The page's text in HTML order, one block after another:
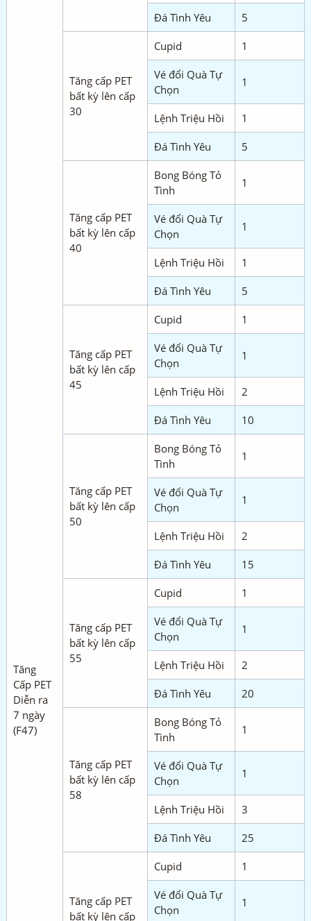
Tăng
Cấp PET
Diễn ra
7 ngày
(F47)
Đá Tình Yêu 5
Tăng cấp PET
bất kỳ lên cấp
30
Cupid 1
Vé đổi Quà Tự
Chọn
1
Lệnh Triệu Hồi 1
Đá Tình Yêu 5
Tăng cấp PET
bất kỳ lên cấp
40
Bong Bóng Tỏ
Tình
1
Vé đổi Quà Tự
Chọn
1
Lệnh Triệu Hồi 1
Đá Tình Yêu 5
Tăng cấp PET
bất kỳ lên cấp
45
Cupid 1
Vé đổi Quà Tự
Chọn
1
Lệnh Triệu Hồi 2
Đá Tình Yêu 10
Tăng cấp PET
bất kỳ lên cấp
50
Bong Bóng Tỏ
Tình
1
Vé đổi Quà Tự
Chọn
1
Lệnh Triệu Hồi 2
Đá Tình Yêu 15
Tăng cấp PET
bất kỳ lên cấp
55
Cupid 1
Vé đổi Quà Tự
Chọn
1
Lệnh Triệu Hồi 2
Đá Tình Yêu 20
Tăng cấp PET
bất kỳ lên cấp
58
Bong Bóng Tỏ
Tình
1
Vé đổi Quà Tự
Chọn
1
Lệnh Triệu Hồi 3
Đá Tình Yêu 25
Tăng cấp PET
bất kỳ lên cấp
Cupid 1
Vé đổi Quà Tự
Chọn
1